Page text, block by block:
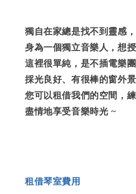
獨自在家總是找不到靈感
身為一個獨立音樂人，想
這裡很單純，是不插電樂
採光良好、有很棒的窗外
您可以租借我們的空間，
盡情地享受音樂時光 ~
租借琴室費用